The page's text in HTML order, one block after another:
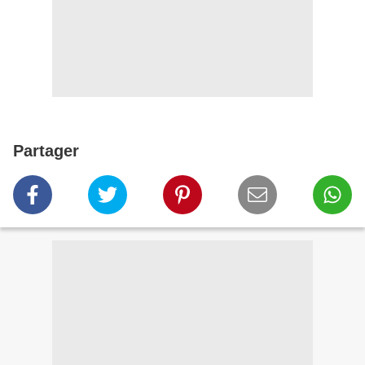
Partager